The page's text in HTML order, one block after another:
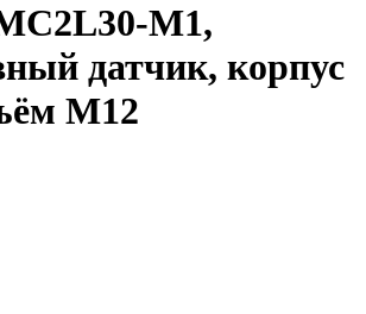
M1,
датчик, корпус
M12